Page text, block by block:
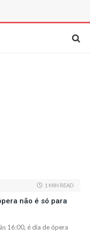
1 MIN READ
não é só para
16:00, é dia de ópera